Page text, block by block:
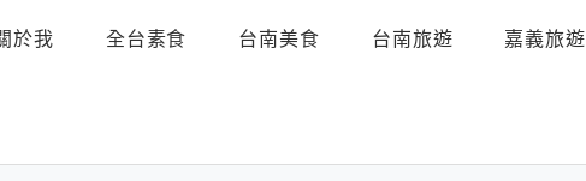
於我 全台素食 台南美食 台南旅遊 嘉義旅遊